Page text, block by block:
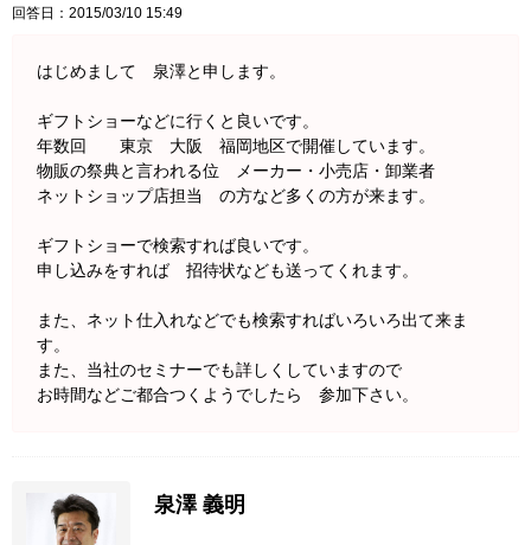
回答日：2015/03/10 15:49
はじめまして 泉澤と申します。
ギフトショーなどに行くと良いです。
年数回 東京 大阪 福岡地区で開催しています。
物販の祭典と言われる位 メーカー・小売店・卸業者
ネットショップ店担当 の方など多くの方が来ます。
ギフトショーで検索すれば良いです。
申し込みをすれば 招待状なども送ってくれます。
また、ネット仕入れなどでも検索すればいろいろ出て来ま
す。
また、当社のセミナーでも詳しくしていますので
お時間などご都合つくようでしたら 参加下さい。
泉澤 義明